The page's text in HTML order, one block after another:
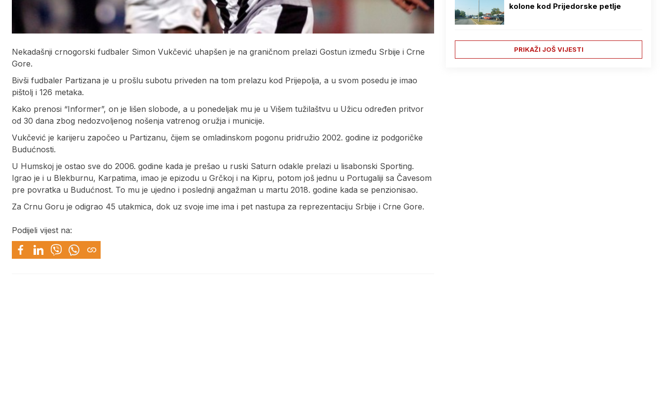
Nekadašnji crnogorski fudbaler Simon Vukčević uhapšen je na graničnom prelazi Gostun između Srbije i Crne
Gore.
Bivši fudbaler Partizana je u prošlu subotu priveden na tom prelazu kod Prijepolja, a u svom posedu je imao
pištolj i 126 metaka.
Kako prenosi “Informer”, on je lišen slobode, a u ponedeljak mu je u Višem tužilaštvu u Užicu određen pritvor
od 30 dana zbog nedozvoljenog nošenja vatrenog oružja i municije.
Vukčević je karijeru započeo u Partizanu, čijem se omladinskom pogonu pridružio 2002. godine iz podgoričke
Budućnosti.
U Humskoj je ostao sve do 2006. godine kada je prešao u ruski Saturn odakle prelazi u lisabonski Sporting.
Igrao je i u Blekburnu, Karpatima, imao je epizodu u Grčkoj i na Kipru, potom još jednu u Portugaliji sa Čavesom
pre povratka u Budućnost. To mu je ujedno i poslednji angažman u martu 2018. godine kada se penzionisao.
Za Crnu Goru je odigrao 45 utakmica, dok uz svoje ime ima i pet nastupa za reprezentaciju Srbije i Crne Gore.
Podijeli vijest na:
kolone kod Prijedorske petlje
PRIKAŽI JOŠ VIJESTI